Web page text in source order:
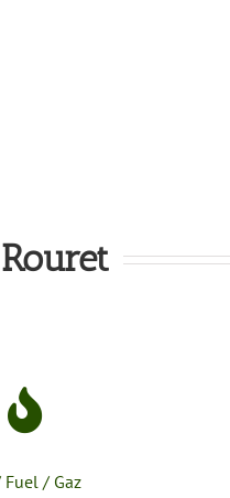
Fuel / Gaz